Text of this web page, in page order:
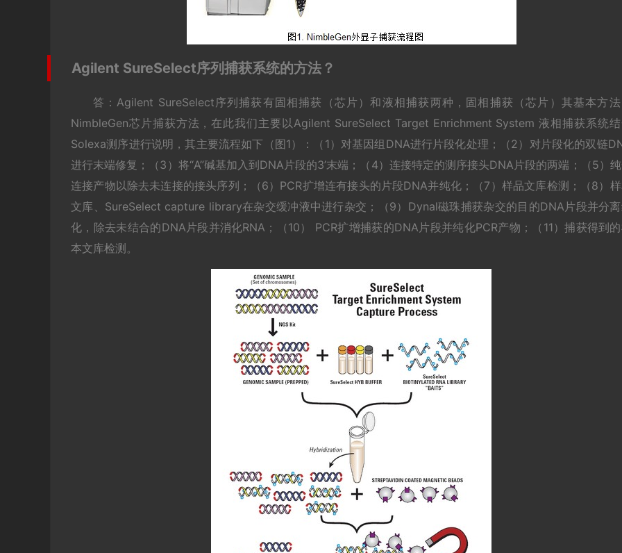
Agilent SureSelect序列捕获系统的方法？
答：Agilent SureSelect序列捕获有固相捕获（芯片）和液相捕获两种，固相捕获（芯片）其基本方法
NimbleGen芯片捕获方法，在此我们主要以Agilent SureSelect Target Enrichment System 液相捕获系统
Solexa测序进行说明，其主要流程如下（图1）：（1）对基因组DNA进行片段化处理；（2）对片段化的双链
进行末端修复；（3）将“A”碱基加入到DNA片段的3’末端；（4）连接特定的测序接头DNA片段的两端；（5）
连接产物以除去未连接的接头序列；（6）PCR扩增连有接头的片段DNA并纯化；（7）样品文库检测；（8）
文库、SureSelect capture library在杂交缓冲液中进行杂交；（9）Dynal磁珠捕获杂交的目的DNA片段并分
化，除去未结合的DNA片段并消化RNA；（10） PCR扩增捕获的DNA片段并纯化PCR产物；（11）捕获得到
本文库检测。